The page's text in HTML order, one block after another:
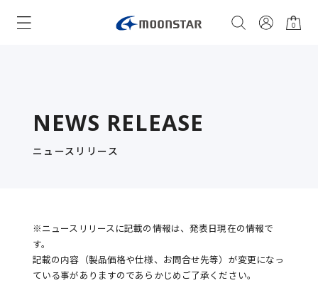
0
NEWS RELEASE
ニュースリリース
※ニュースリリースに記載の情報は、発表日現在の情報で
す。
記載の内容（製品価格や仕様、お問合せ先等）が変更になっ
ている事がありますのであらかじめご了承ください。